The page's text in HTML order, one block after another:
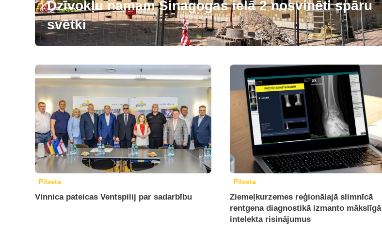
Dzīvokļu namam Sinagogas ielā 2 nosvinēti spāru
svētki
Pilsēta
Vinnica pateicas Ventspilij par sadarbību
Pilsēta
Ziemeļkurzemes reģionālajā slimnīcā
rentgena diagnostikā izmanto mākslīgā
intelekta risinājumus